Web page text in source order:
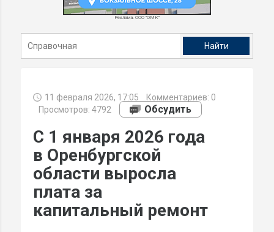
Реклама. ООО "ОМК"
11 февраля 2026, 17:05 Комментариев: 0
Просмотров: 4792
Обсудить
С 1 января 2026 года
в Оренбургской
области выросла
плата за
капитальный ремонт